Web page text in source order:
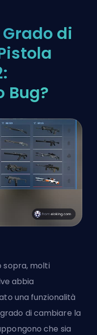
Grado di
Bug?
sopra, molti
abbia
una funzionalità
di cambiare la
che sia